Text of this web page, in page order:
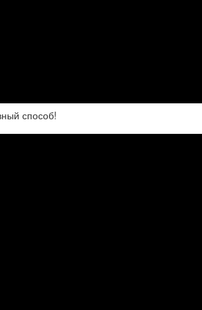
способ!